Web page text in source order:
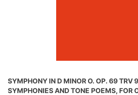
SYMPHONY IN D MINOR O. OP. 69 TRV
SYMPHONIES AND TONE POEMS, FOR